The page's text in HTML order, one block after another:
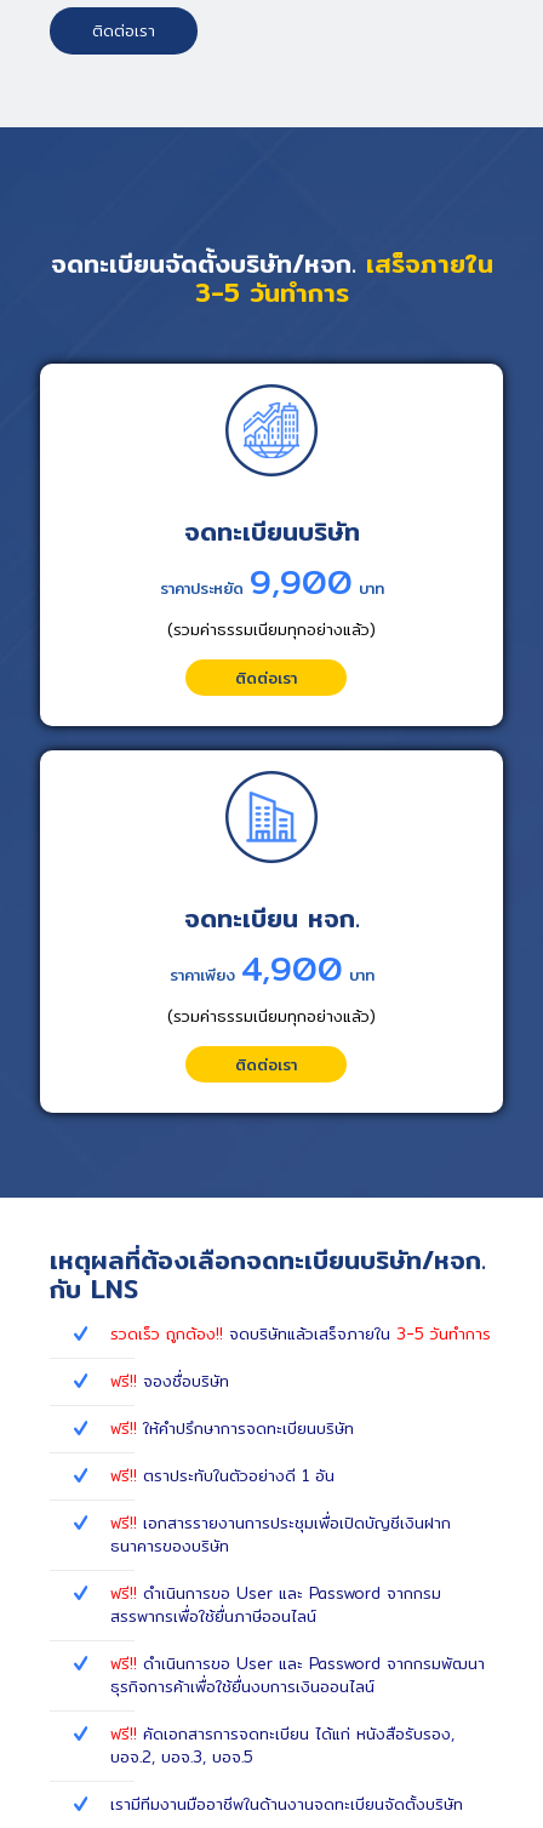
ติดต่อเรา
จดทะเบียนจัดตั้งบริษัท/หจก. เสร็จภายใน
3-5 วันทำการ
จดทะเบียนบริษัท
ราคาประหยัด 9,900 บาท
(รวมค่าธรรมเนียมทุกอย่างแล้ว)
ติดต่อเรา
จดทะเบียน หจก.
ราคาเพียง 4,900 บาท
(รวมค่าธรรมเนียมทุกอย่างแล้ว)
ติดต่อเรา
เหตุผลที่ต้องเลือกจดทะเบียนบริษัท/หจก.
กับ LNS
รวดเร็ว ถูกต้อง!! จดบริษัทแล้วเสร็จภายใน 3-5 วันทำการ
ฟรี!! จองชื่อบริษัท
ฟรี!! ให้คำปรึกษาการจดทะเบียนบริษัท
ฟรี!! ตราประทับในตัวอย่างดี 1 อัน
ฟรี!! เอกสารรายงานการประชุมเพื่อเปิดบัญชีเงินฝาก
ธนาคารของบริษัท
ฟรี!! ดำเนินการขอ User และ Password จากกรม
สรรพากรเพื่อใช้ยื่นภาษีออนไลน์
ฟรี!! ดำเนินการขอ User และ Password จากกรมพัฒนา
ธุรกิจการค้าเพื่อใช้ยื่นงบการเงินออนไลน์
ฟรี!! คัดเอกสารการจดทะเบียน ได้แก่ หนังสือรับรอง,
บอจ.2, บอจ.3, บอจ.5
เรามีทีมงานมืออาชีพในด้านงานจดทะเบียนจัดตั้งบริษัท